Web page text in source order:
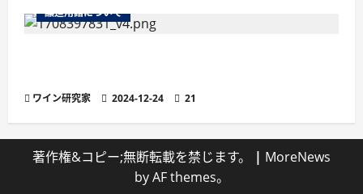
醸造用語について
ワイン研究家 2024-12-24 21
著作権&コピー;無断転載を禁じます。 | MoreNews
by AF themes。